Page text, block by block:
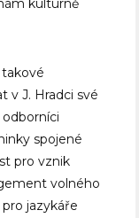
kulturně
v J. Hradci své
spojené
pro vznik
volného
jazykáře